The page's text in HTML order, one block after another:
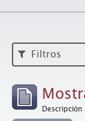
Filtros
Descripción